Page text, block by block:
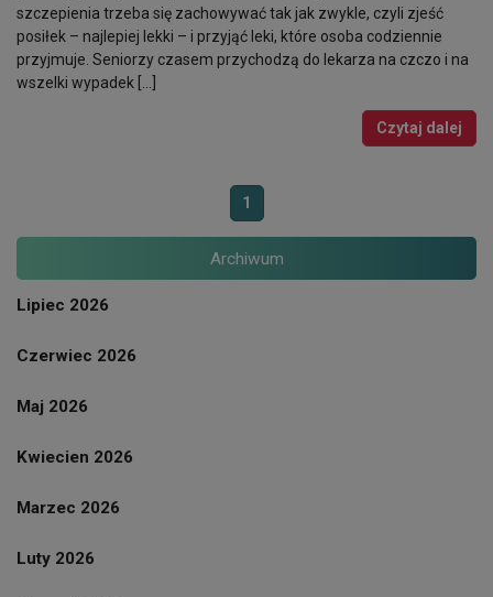
szczepienia trzeba się zachowywać tak jak zwykle, czyli zjeść
posiłek – najlepiej lekki – i przyjąć leki, które osoba codziennie
przyjmuje. Seniorzy czasem przychodzą do lekarza na czczo i na
wszelki wypadek […]
Czytaj dalej
1
Archiwum
Lipiec 2026
Czerwiec 2026
Maj 2026
Kwiecien 2026
Marzec 2026
Luty 2026